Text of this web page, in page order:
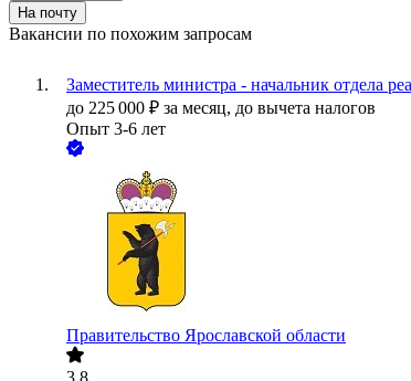
На почту
Вакансии по похожим запросам
Заместитель министра - начальник отдела
до 225 000 ₽ за месяц, до вычета налогов
Опыт 3-6 лет
Правительство Ярославской области